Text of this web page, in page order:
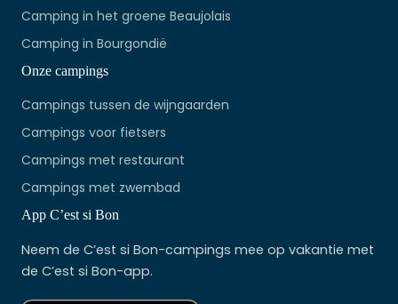
Camping in het groene Beaujolais
Camping in Bourgondië
Onze campings
Campings tussen de wijngaarden
Campings voor fietsers
Campings met restaurant
Campings met zwembad
App C’est si Bon
Neem de C’est si Bon-campings mee op vakantie met
de C’est si Bon-app.